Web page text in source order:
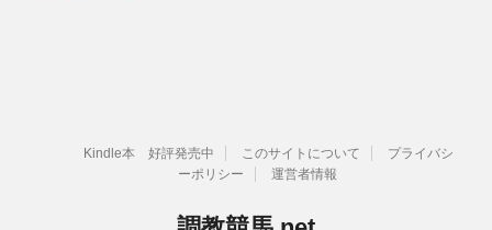
Kindle本 好評発売中 このサイトについて
プライバシ
ーポリシー
運営者情報